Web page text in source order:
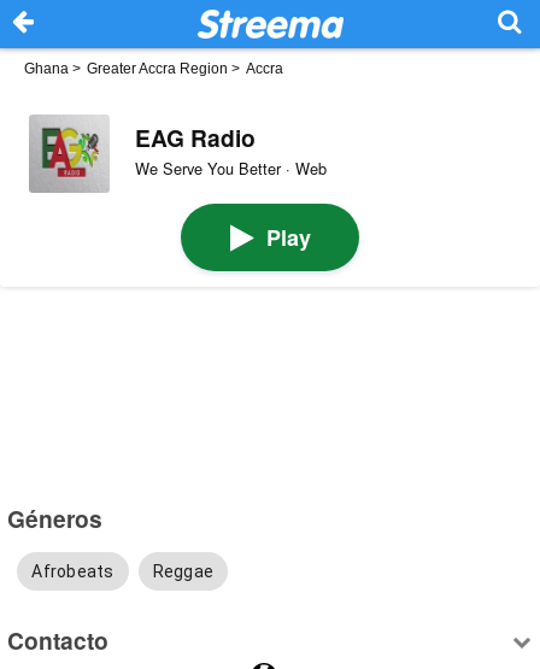
Ghana > Greater Accra Region > Accra
EAG Radio
We Serve You Better · Web
Play
Géneros
Afrobeats Reggae
Contacto